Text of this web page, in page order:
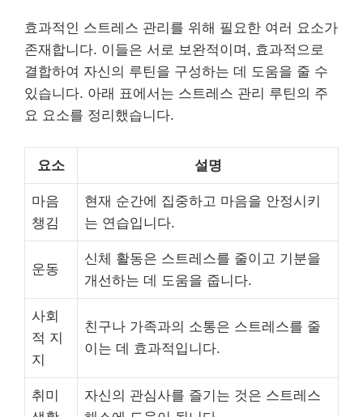
효과적인 스트레스 관리를 위해 필요한 여러 요소가
존재합니다. 이들은 서로 보완적이며, 효과적으로
결합하여 자신의 루틴을 구성하는 데 도움을 줄 수
있습니다. 아래 표에서는 스트레스 관리 루틴의 주
요 요소를 정리했습니다.
요소 설명
마음
챙김
현재 순간에 집중하고 마음을 안정시키
는 연습입니다.
운동
신체 활동은 스트레스를 줄이고 기분을
개선하는 데 도움을 줍니다.
사회
적 지
지
친구나 가족과의 소통은 스트레스를 줄
이는 데 효과적입니다.
취미
자신의 관심사를 즐기는 것은 스트레스